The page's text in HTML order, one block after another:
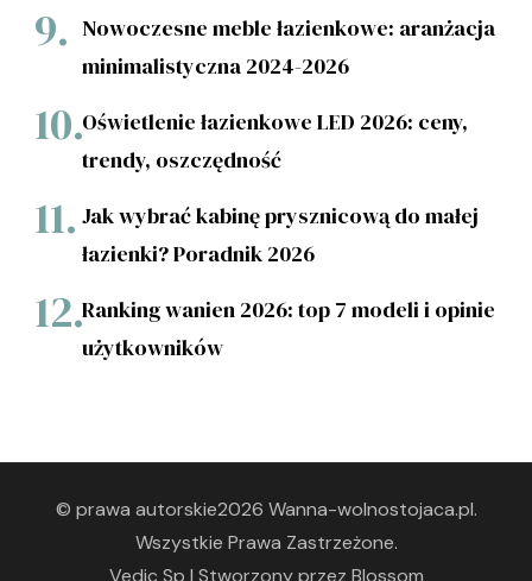
Nowoczesne meble łazienkowe: aranżacja
minimalistyczna 2024-2026
Oświetlenie łazienkowe LED 2026: ceny,
trendy, oszczędność
Jak wybrać kabinę prysznicową do małej
łazienki? Poradnik 2026
Ranking wanien 2026: top 7 modeli i opinie
użytkowników
© prawa autorskie2026 Wanna-wolnostojaca.pl.
Wszystkie Prawa Zastrzeżone.
Vedic Sp | Stworzony przez Blossom